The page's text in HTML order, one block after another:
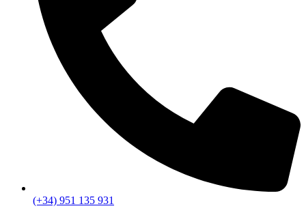
(+34) 951 135 931